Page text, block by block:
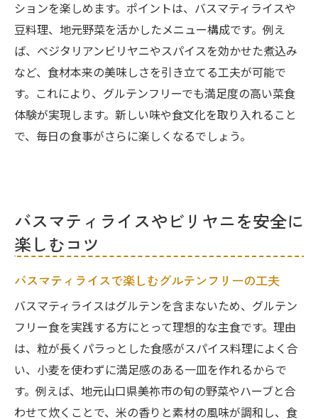
ションを楽しめます。ポイントは、バスマティライスや
豆料理、地元野菜を活かしたメニュー構成です。例え
ば、ベジタリアンビリヤニやスパイスを効かせた煮込み
など、食材本来の美味しさを引き立てる工夫が可能で
す。これにより、グルテンフリーでも満足度の高い菜食
体験が実現します。新しい味や食文化を取り入れること
で、毎日の食事がさらに楽しくなるでしょう。
バスマティライスやビリヤニを安全に
楽しむコツ
バスマティライスで楽しむグルテンフリーの工夫
バスマティライスはグルテンを含まないため、グルテン
フリー食を実践する方にとって理想的な主食です。理由
は、粒が長くパラっとした食感がスパイス料理によく合
い、小麦を使わずに満足感のある一皿を作れるからで
す。例えば、地元山口県美祢市の旬の野菜やハーブと合
わせて炊くことで、米の香りと素材の風味が調和し、食